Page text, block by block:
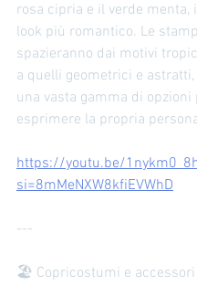
rosa cipria e il verde menta,
look più romantico. Le
spazieranno dai motivi
a quelli geometrici e
una vasta gamma di opzioni
esprimere la propria
https://youtu.be/
si=8mMeNXW8kfiEVWhD
---
🏖️ Copricostumi e accessori